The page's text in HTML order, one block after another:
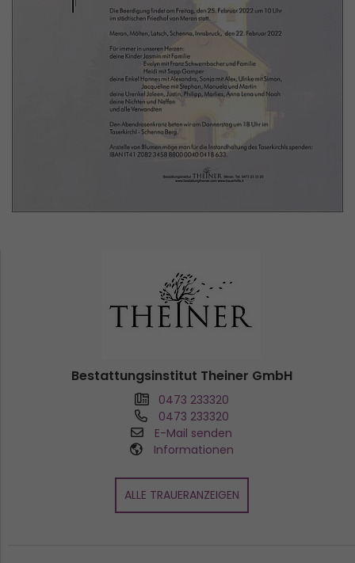
Bestattungsinstitut Theiner GmbH
0473 233320
0473 233320
E-Mail senden
Informationen
ALLE TRAUERANZEIGEN